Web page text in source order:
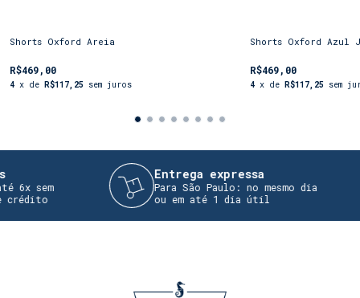
Shorts Oxford Areia
R$469,00
4 x de R$117,25 sem juros
Shorts Oxford Azul
R$469,00
4 x de R$117,25 sem
sem
Entrega expressa
Para São Paulo: no mesmo dia
ou em até 1 dia útil